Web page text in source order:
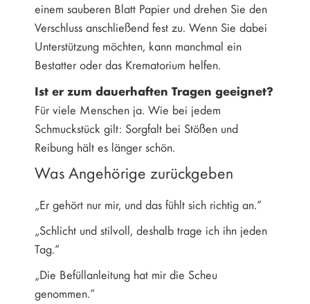
einem sauberen Blatt Papier und drehen Sie den
Verschluss anschließend fest zu. Wenn Sie dabei
Unterstützung möchten, kann manchmal ein
Bestatter oder das Krematorium helfen.
Ist er zum dauerhaften Tragen geeignet?
Für viele Menschen ja. Wie bei jedem
Schmuckstück gilt: Sorgfalt bei Stößen und
Reibung hält es länger schön.
Was Angehörige zurückgeben
„Er gehört nur mir, und das fühlt sich richtig an.“
„Schlicht und stilvoll, deshalb trage ich ihn jeden
Tag.“
„Die Befüllanleitung hat mir die Scheu
genommen.“